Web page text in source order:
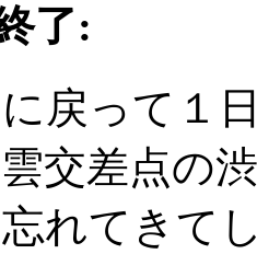
了:
戻って１
交差点の
れてきて